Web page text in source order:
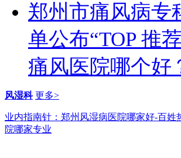
郑州市痛风病专
单公布“TOP 推
痛风医院哪个好
风湿科 更多>
业内指南针：郑州风湿病医院哪家好-百姓
院哪家专业